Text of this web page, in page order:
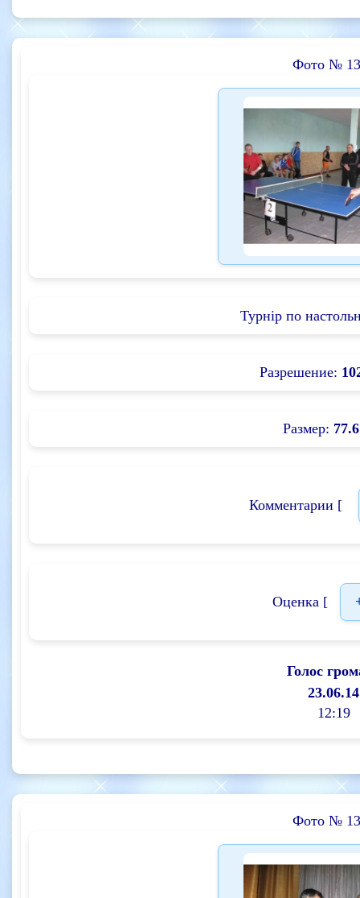
Фото №
Турнір по
Разрешение:
Размер: 77.6
Комментарии [
Оценка [
Голос
23.06.14
12:19
Фото №